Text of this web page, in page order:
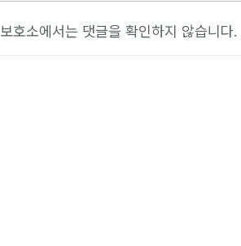
보호소에서는 댓글을 확인하지 않습니다.